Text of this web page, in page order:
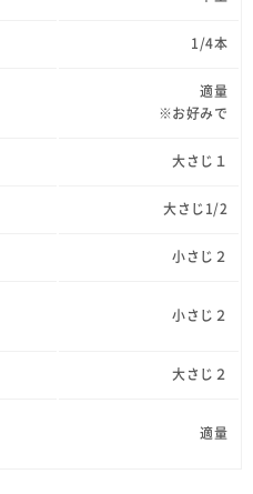
1/4本
適量
※お好みで
大さじ１
大さじ1/2
小さじ２
小さじ２
大さじ２
適量